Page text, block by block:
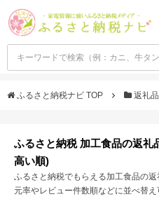
ふるさと納税ナビ TOP 返礼
ふるさと納税 加工食品の返礼
高い順)
ふるさと納税でもらえる加工食品の
元率やレビュー件数順などに並べ替